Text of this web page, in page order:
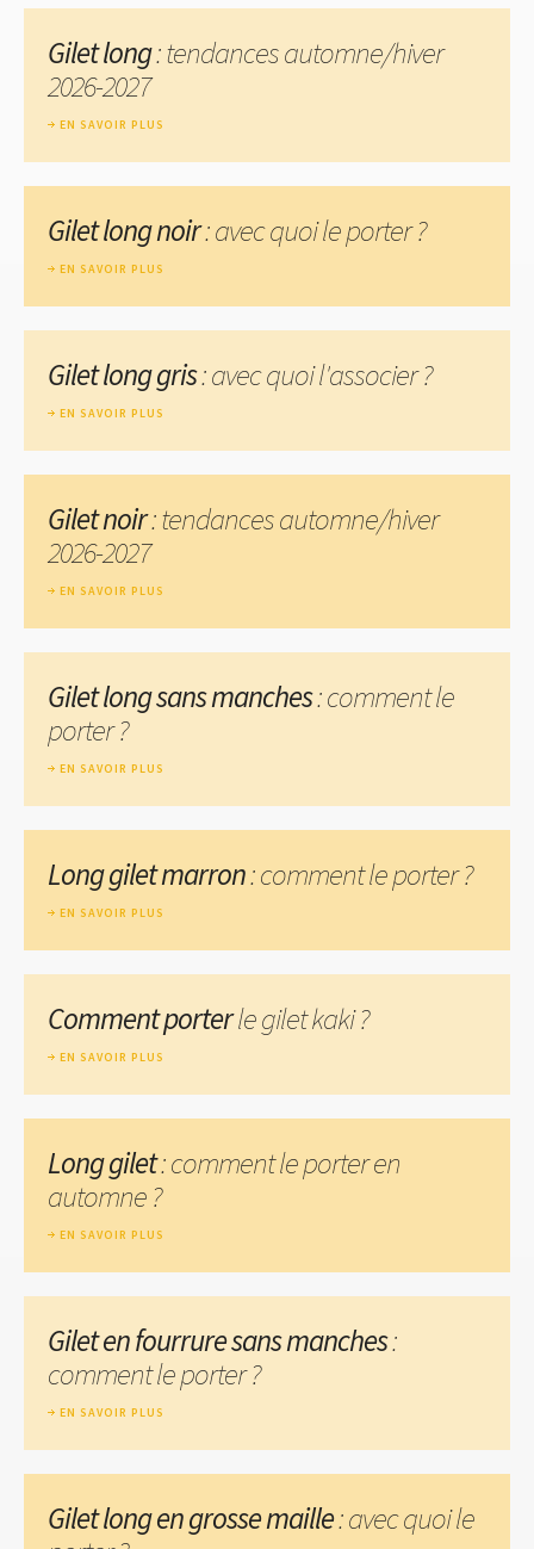
Gilet long: tendances automne/hiver
2026-2027
EN SAVOIR PLUS
Gilet long noir: avec quoi le porter ?
EN SAVOIR PLUS
Gilet long gris: avec quoi l'associer ?
EN SAVOIR PLUS
Gilet noir: tendances automne/hiver
2026-2027
EN SAVOIR PLUS
Gilet long sans manches: comment le
porter ?
EN SAVOIR PLUS
Long gilet marron: comment le porter ?
EN SAVOIR PLUS
Comment porterle gilet kaki ?
EN SAVOIR PLUS
Long gilet: comment le porter en
automne ?
EN SAVOIR PLUS
Gilet en fourrure sans manches:
comment le porter ?
EN SAVOIR PLUS
Gilet long en grosse maille: avec quoi le